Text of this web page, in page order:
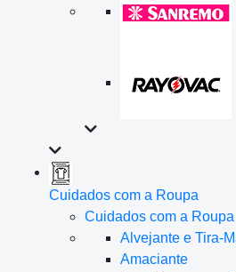
Cuidados com a Roupa
Cuidados com a Roupa
Alvejante e Tira-
Amaciante